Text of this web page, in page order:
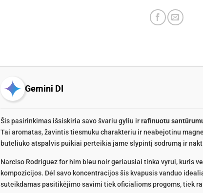
Gemini DI
Šis pasirinkimas išsiskiria savo švariu gyliu irrafinuotu
Tai aromatas, žavintis tiesmuku charakteriu ir neabejotinu
buteliuko atspalvis puikiai perteikia jame slypintį sodrumą ir
Narciso Rodriguez for him bleu noir geriausiai tinka vyrui, kuris
kompozicijos. Dėl savo koncentracijos šis kvapusis vanduo
suteikdamas pasitikėjimo savimi tiek oficialioms progoms, tiek